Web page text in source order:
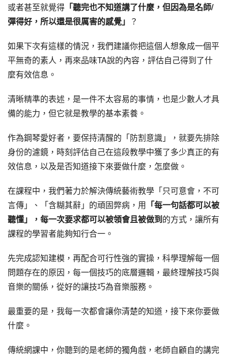
或者甚至就覺得 「聽完也不知道講了什麼，但因為是名師/
彈得好，所以還是很厲害的感覺」 ？
如果下次有這樣的情況，我們建議你把這個人想象成一個平
平無奇的素人，再來品味TA說的內容，評估自己得到了什
麼有效信息。
清晰精準的表述，是一件不太容易的事情，也是少數人才具
備的能力，但它就是教學的基本素養。
作為鋼琴愛好者，要保持清醒的「防割意識」，就要先排除
身份的濾鏡，時刻評估自己在這段教學中獲了多少真正的有
效信息，以及是否知道接下來要做什麼，怎麼做。
在課程中，我們著力於解決傳統藝術教學「只可意會，不可
言傳」、「含糊其辭」的頑固弊病，用 「每一句話都可以被
聽懂」，每一次要求都可以被領會且被做到的方式，讓所有
課程的學習者能夠知行合一。
先完成認知建模，再配合可行性強的實操，科學理解每一個
問題存在的原因，每一個技巧的底層邏輯，最終理解技巧與
音樂的關係，從好的讓技巧為音樂服務。
最重要的是，我每一次都會讓你清楚的知道，接下來你要做
什麼。
傳統網課中，你聽到的是老師的獨角戲，老師自顧自的講完